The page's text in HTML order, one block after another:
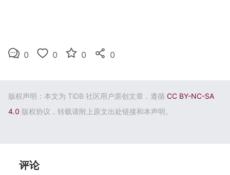
0 0 0 0
版权声明：本文为 TiDB 社区用户原创文章，遵循 CC BY-NC-SA
4.0 版权协议，转载请附上原文出处链接和本声明。
评论